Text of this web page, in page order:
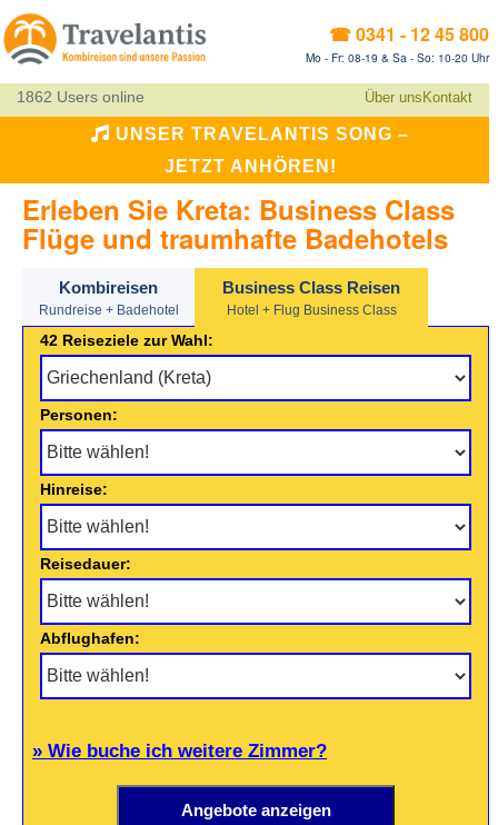
☎ 0341 - 12 45 800
Mo - Fr: 08-19 & Sa - So: 10-20 Uhr
1862 Users online Über uns Kontakt
UNSER TRAVELANTIS SONG –
JETZT ANHÖREN!
Erleben Sie Kreta: Business Class
Flüge und traumhafte Badehotels
Kombireisen
Rundreise + Badehotel
Business Class Reisen
Hotel + Flug Business Class
42 Reiseziele zur Wahl:
Personen:
Hinreise:
Reisedauer:
Abflughafen:
» Wie buche ich weitere Zimmer?